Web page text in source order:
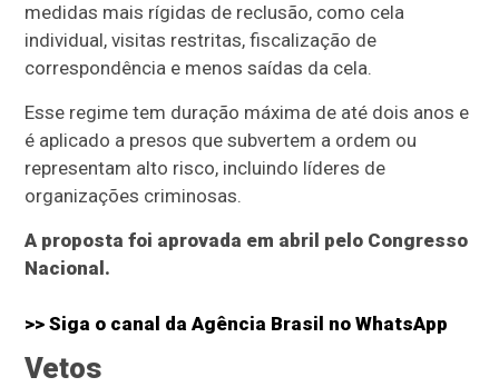
medidas mais rígidas de reclusão, como cela
individual, visitas restritas, fiscalização de
correspondência e menos saídas da cela.
Esse regime tem duração máxima de até dois anos e
é aplicado a presos que subvertem a ordem ou
representam alto risco, incluindo líderes de
organizações criminosas.
A proposta foi aprovada em abril pelo Congresso
Nacional.
>> Siga o canal daAgência Brasil no WhatsApp
Vetos